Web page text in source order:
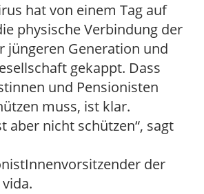
hat von einem Tag auf
physische Verbindung der
jüngeren Generation und
gekappt. Dass
und Pensionisten
muss, ist klar.
aber nicht schützen“, sagt
der